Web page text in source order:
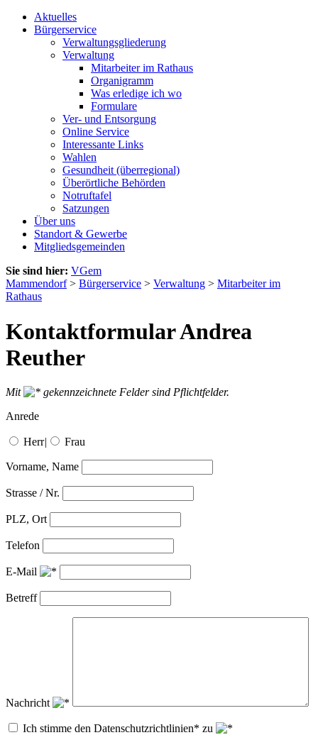
Aktuelles
Bürgerservice
Verwaltungsgliederung
Verwaltung
Mitarbeiter im Rathaus
Organigramm
Was erledige ich wo
Formulare
Ver- und Entsorgung
Online Service
Interessante Links
Wahlen
Gesundheit (überregional)
Überörtliche Behörden
Notruftafel
Satzungen
Über uns
Standort & Gewerbe
Mitgliedsgemeinden
Sie sind hier: VGem
Mammendorf> Bürgerservice > Verwaltung > Mitarbeiter im
Rathaus
Kontaktformular Andrea
Reuther
Mit
gekennzeichnete Felder sind Pflichtfelder.
Anrede
Herr| Frau
Vorname, Name
Strasse / Nr.
PLZ, Ort
Telefon
E-Mail
Betreff
Nachricht
Ich stimme den Datenschutzrichtlinien* zu